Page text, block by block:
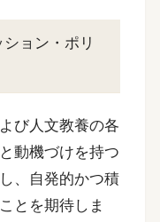
ョン・ポリ
び人文教養の各
動機づけを持つ
、自発的かつ積
とを期待しま